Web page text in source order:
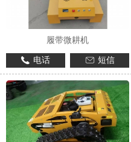
履带微耕机
电话 短信